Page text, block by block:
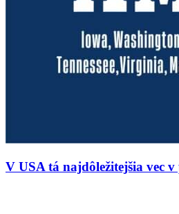
V USA tá najdôležitejšia vec